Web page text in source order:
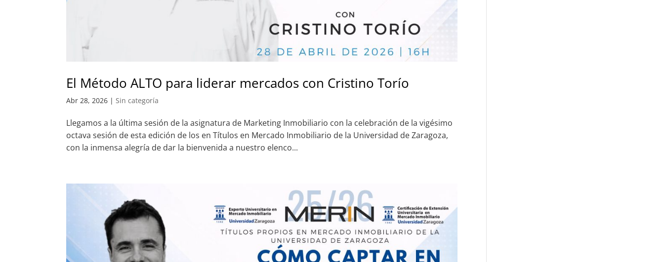
El Método ALTO para liderar mercados con Cristino Torío
Abr 28, 2026 |Sin categoría
Llegamos a la última sesión de la asignatura de Marketing Inmobiliario con la celebración de la vigésimo
octava sesión de esta edición de los en Títulos en Mercado Inmobiliario de la Universidad de Zaragoza,
con la inmensa alegría de dar la bienvenida a nuestro elenco...